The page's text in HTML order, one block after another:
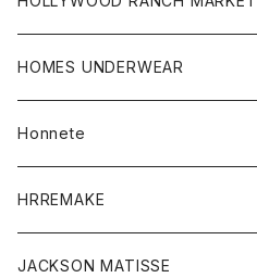
カーディガン
グッズ
帽子
アウター
カーディガン
コート
アクセサリー
ウォレット
ストール
キッズ
Tシャツ
グッズ
HOMES UNDERWEAR
アウター
カーディガン
コート
キッズ
Tシャツ
グッズ
Honnete
ブラウス
ワンピース
HRREMAKE
バック
JACKSON MATISSE